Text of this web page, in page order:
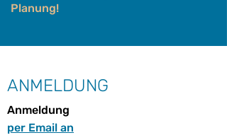
Planung!
ANMELDUNG
Anmeldung
per Email an